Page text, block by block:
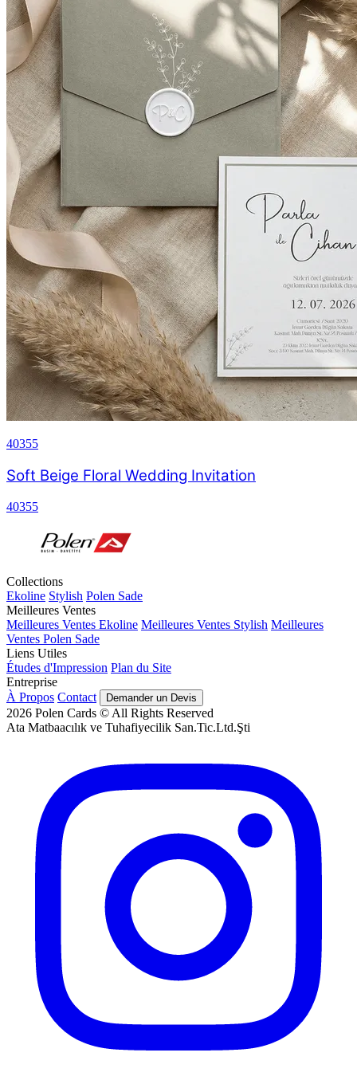
40355
Soft Beige Floral Wedding Invitation
40355
Collections
Ekoline Stylish Polen Sade
Meilleures Ventes
Meilleures Ventes Ekoline Meilleures Ventes Stylish Meilleures
Ventes Polen Sade
Liens Utiles
Études d'Impression Plan du Site
Entreprise
À Propos Contact Demander un Devis
2026 Polen Cards © All Rights Reserved
Ata Matbaacılık ve Tuhafiyecilik San.Tic.Ltd.Şti